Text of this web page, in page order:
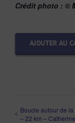
Crédit photo : ©
AJOUTER AU
Boucle autour de la
– 22 km –